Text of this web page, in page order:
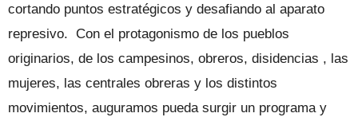
cortando puntos estratégicos y desafiando al aparato
represivo. Con el protagonismo de los pueblos
originarios, de los campesinos, obreros, disidencias , las
mujeres, las centrales obreras y los distintos
movimientos, auguramos pueda surgir un programa y